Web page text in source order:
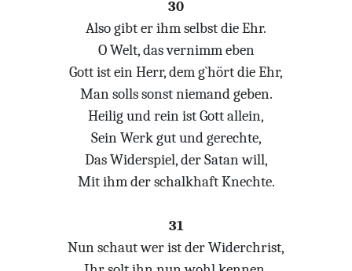
30
Also gibt er ihm selbst die Ehr.
O Welt, das vernimm eben
Gott ist ein Herr, dem g`hört die Ehr,
Man solls sonst niemand geben.
Heilig und rein ist Gott allein,
Sein Werk gut und gerechte,
Das Widerspiel, der Satan will,
Mit ihm der schalkhaft Knechte.
31
Nun schaut wer ist der Widerchrist,